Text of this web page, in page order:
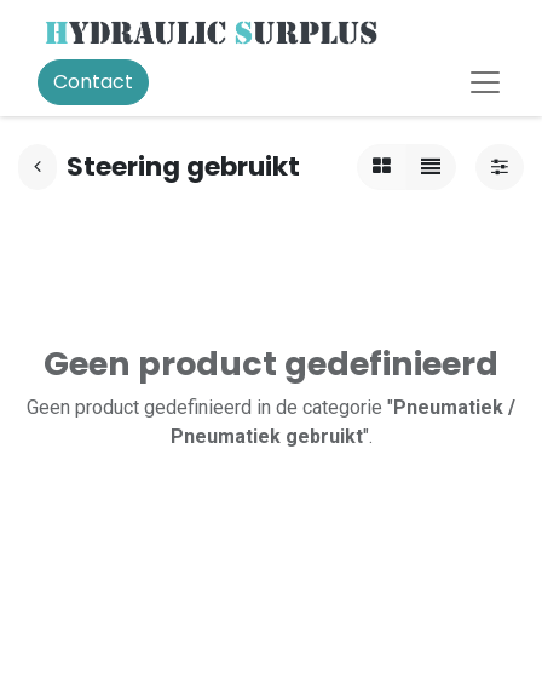
Contact
Steering gebruikt
Geen product gedefinieerd
Geen product gedefinieerd in de categorie "Pneumatiek /
Pneumatiek gebruikt".